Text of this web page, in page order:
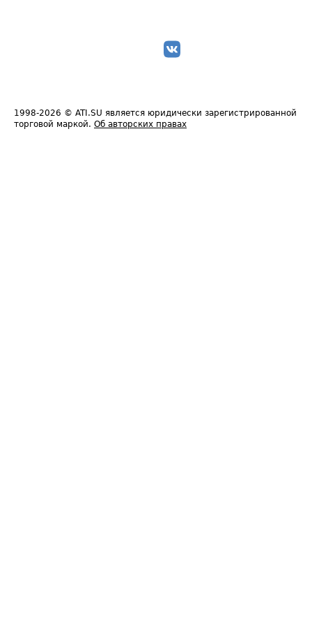
1998-2026 © ATI.SU является юридически зарегистрированной
торговой маркой. Об авторских правах